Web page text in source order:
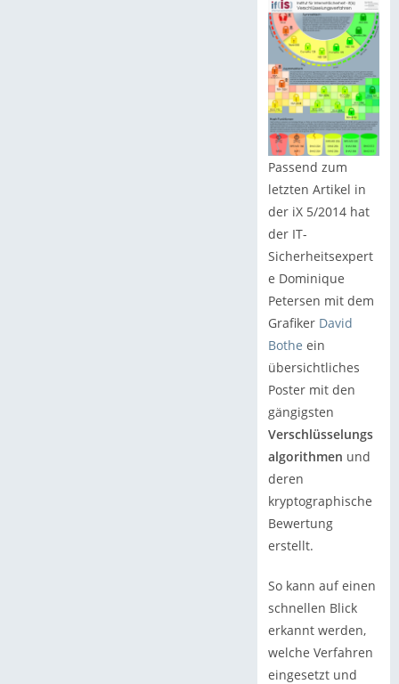
Passend zum
letzten Artikel in
der iX 5/2014 hat
der IT-
Sicherheitsexpert
e Dominique
Petersen mit dem
Grafiker David
Bothe ein
übersichtliches
Poster mit den
gängigsten
Verschlüsselungs
algorithmen und
deren
kryptographische
Bewertung
erstellt.
So kann auf einen
schnellen Blick
erkannt werden,
welche Verfahren
eingesetzt und